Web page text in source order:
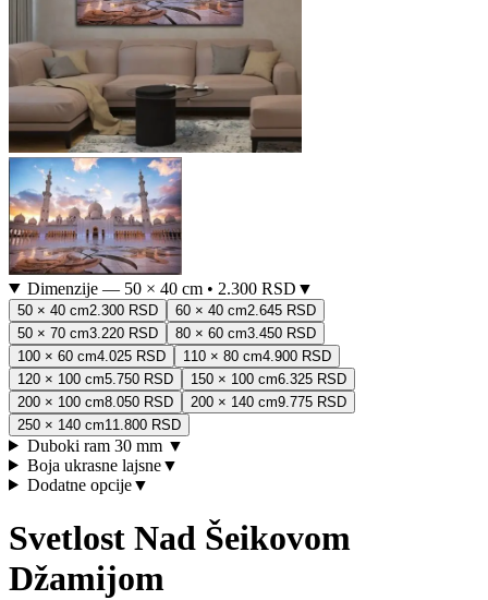
Dimenzije — 50 × 40 cm• 2.300 RSD ▼
50 × 40 cm2.300 RSD 60 × 40 cm2.645 RSD
50 × 70 cm3.220 RSD 80 × 60 cm3.450 RSD
100 × 60 cm4.025 RSD 110 × 80 cm4.900 RSD
120 × 100 cm5.750 RSD 150 × 100 cm6.325 RSD
200 × 100 cm8.050 RSD 200 × 140 cm9.775 RSD
250 × 140 cm11.800 RSD
Duboki ram 30 mm ▼
Boja ukrasne lajsne▼
Dodatne opcije▼
Svetlost Nad Šeikovom
Džamijom